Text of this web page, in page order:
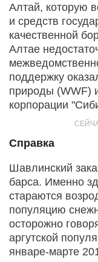
Алтай, которую
и средств
качественной
Алтае
поддержку
природы (WWF)
корпорации
Справка
Шавлинский
барса. Именно
стараются
популяцию
осторожно
аргутской
январе-марте